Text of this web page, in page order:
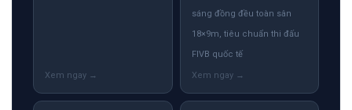
sáng đồng đều toàn sân
18×9m, tiêu chuẩn thi đấu
FIVB quốc tế